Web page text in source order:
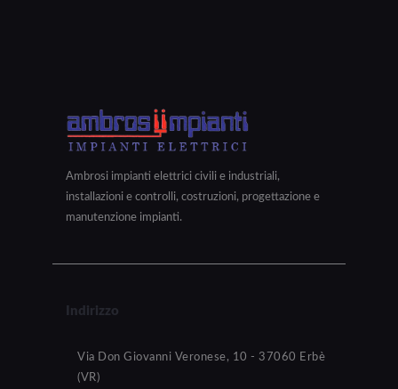
Ambrosi impianti elettrici civili e industriali,
installazioni e controlli, costruzioni, progettazione e
manutenzione impianti.
Indirizzo
Via Don Giovanni Veronese, 10 - 37060 Erbè
(VR)